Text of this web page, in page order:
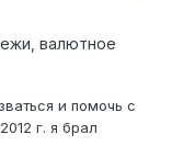
валютное
и помочь с
г. я брал